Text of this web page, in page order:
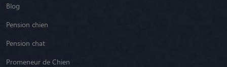
Blog
Pension chien
Pension chat
Promeneur de Chien